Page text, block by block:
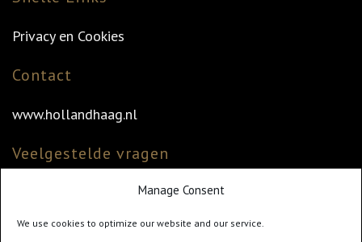
Manage Consent
We use cookies to optimize our website and our service.
Privacy en Cookies
Contact
www.hollandhaag.nl
Veelgestelde vragen
Veelgestelde vragen